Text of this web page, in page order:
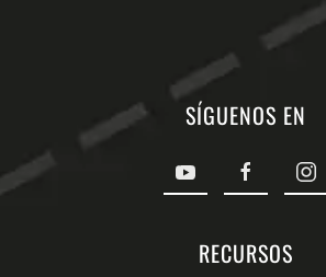
SÍGUENOS EN
RECURSOS